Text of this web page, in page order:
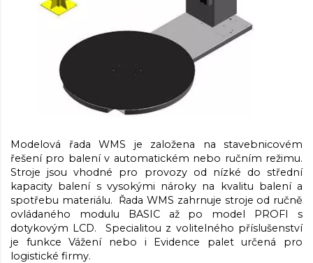
Modelová řada WMS je založena na stavebnicovém
řešení pro balení v automatickém nebo ručním režimu.
Stroje jsou vhodné pro provozy od nízké do střední
kapacity balení s vysokými nároky na kvalitu balení a
spotřebu materiálu. Řada WMS zahrnuje stroje od ručně
ovládaného modulu BASIC až po model PROFI s
dotykovým LCD. Specialitou z volitelného příslušenství
je funkce Vážení nebo i Evidence palet určená pro
logistické firmy.